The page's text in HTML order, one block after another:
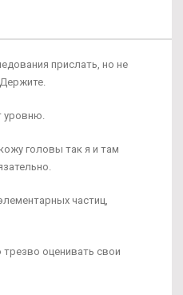
прислать, но не
уровню.
головы так я и там
частиц,
трезво оценивать свои